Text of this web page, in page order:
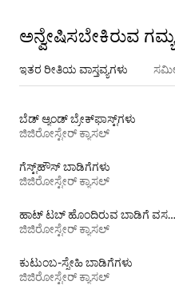
ಅನ್ವೇಷಿಸಬೇಕಿರುವ
ಇತರ ರೀತಿಯ ವಾಸ್ತವ್ಯಗಳು
ಬೆಡ್ ಆ್ಯಂಡ್ ಬ್ರೇಕ್‌ಫಾಸ್ಟ್‌ಗಳು
ಜಿಜಿರೋಸ್ಟೇರ್ ಕ್ಯಾಸಲ್
ಗೆಸ್ಟ್‌ಹೌಸ್‌ ಬಾಡಿಗೆಗಳು
ಜಿಜಿರೋಸ್ಟೇರ್ ಕ್ಯಾಸಲ್
ಹಾಟ್ ಟಬ್ ಹೊಂದಿರುವ ಬಾಡಿಗೆ ವಸತಿಗಳು
ಜಿಜಿರೋಸ್ಟೇರ್ ಕ್ಯಾಸಲ್
ಕುಟುಂಬ-ಸ್ನೇಹಿ ಬಾಡಿಗೆಗಳು
ಜಿಜಿರೋಸ್ಟೇರ್ ಕ್ಯಾಸಲ್